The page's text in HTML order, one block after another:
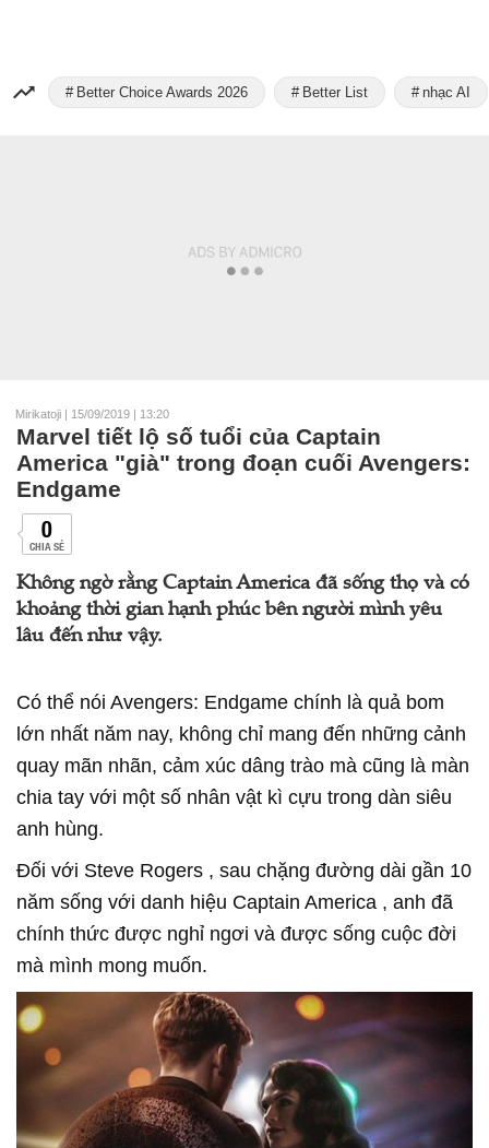
Better Choice Awards 2026 Better List nhạc AI
Mirikatoji | 15/09/2019 | 13:20
Marvel tiết lộ số tuổi của Captain
America "già" trong đoạn cuối Avengers:
Endgame
0
CHIA SẺ
Không ngờ rằng Captain America đã sống thọ và có
khoảng thời gian hạnh phúc bên người mình yêu
lâu đến như vậy.
Có thể nói Avengers: Endgame chính là quả bom
lớn nhất năm nay, không chỉ mang đến những cảnh
quay mãn nhãn, cảm xúc dâng trào mà cũng là màn
chia tay với một số nhân vật kì cựu trong dàn siêu
anh hùng.
Đối với Steve Rogers , sau chặng đường dài gần 10
năm sống với danh hiệu Captain America , anh đã
chính thức được nghỉ ngơi và được sống cuộc đời
mà mình mong muốn.